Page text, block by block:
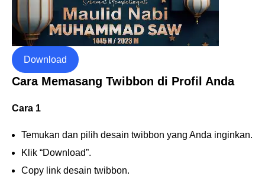
Download
Cara Memasang Twibbon di Profil Anda
Cara 1
Temukan dan pilih desain twibbon yang Anda inginkan.
Klik “Download”.
Copy link desain twibbon.